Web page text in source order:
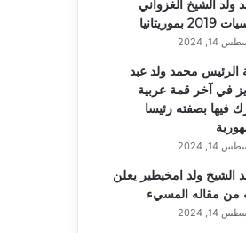
ولد الشيخ الغزواني
بموريتانيا
14, 2024
الرئيس محمد ولد عبد
في آخر قمة عربية
فيها بصفته رئيسا
14, 2024
الشيخ ولد امخيطير يعلن
من مقاله المسيء
14, 2024